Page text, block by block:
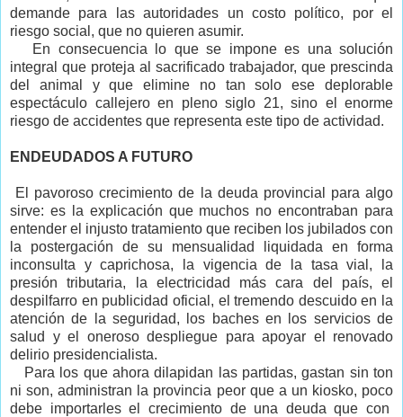
demande para las autoridades un costo político, por el
riesgo social, que no quieren asumir.
En consecuencia lo que se impone es una solución
integral que proteja al sacrificado trabajador, que prescinda
del animal y que elimine no tan solo ese deplorable
espectáculo callejero en pleno siglo 21, sino el enorme
riesgo de accidentes que representa este tipo de actividad.
ENDEUDADOS A FUTURO
El pavoroso crecimiento de la deuda provincial para algo
sirve: es la explicación que muchos no encontraban para
entender el injusto tratamiento que reciben los jubilados con
la postergación de su mensualidad liquidada en forma
inconsulta y caprichosa, la vigencia de la tasa vial, la
presión tributaria, la electricidad más cara del país, el
despilfarro en publicidad oficial, el tremendo descuido en la
atención de la seguridad, los baches en los servicios de
salud y el oneroso despliegue para apoyar el renovado
delirio presidencialista.
Para los que ahora dilapidan las partidas, gastan sin ton
ni son, administran la provincia peor que a un kiosko, poco
debe importarles el crecimiento de una deuda que con